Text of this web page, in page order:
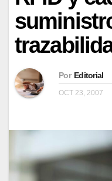
Por Editorial
OCT 23, 2007